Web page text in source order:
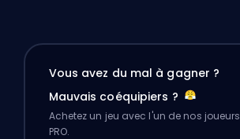
Vous avez du mal à gagner ?
Mauvais coéquipiers ?
Achetez un jeu avec l'un de nos joueurs
PRO.